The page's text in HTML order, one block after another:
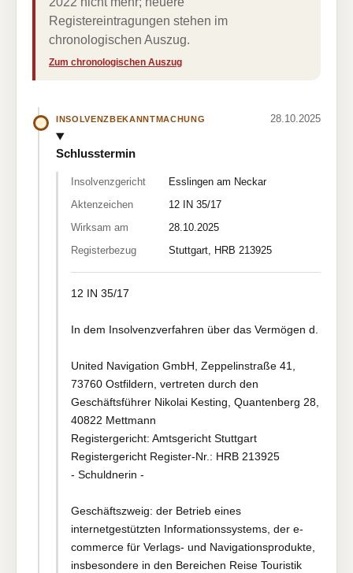
Registereintragungen stehen im
chronologischen Auszug.
Zum chronologischen Auszug
INSOLVENZBEKANNTMACHUNG 28.10.2025
Schlusstermin
Insolvenzgericht
Esslingen am Neckar
Aktenzeichen
12 IN 35/17
Wirksam am
28.10.2025
Registerbezug
Stuttgart, HRB 213925
12 IN 35/17
In dem Insolvenzverfahren über das Vermögen d.
United Navigation GmbH, Zeppelinstraße 41,
73760 Ostfildern, vertreten durch den
Geschäftsführer Nikolai Kesting, Quantenberg 28,
40822 Mettmann
Registergericht: Amtsgericht Stuttgart
Registergericht Register-Nr.: HRB 213925
- Schuldnerin -
Geschäftszweig: der Betrieb eines
internetgestützten Informationssystems, der e-
commerce für Verlags- und Navigationsprodukte,
insbesondere in den Bereichen Reise Touristik